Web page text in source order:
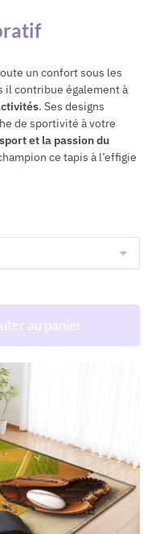
un confort sous les
il contribue également à
. Ses designs
de sportivité à votre
et la passion du
ce tapis à l’effigie
au panier